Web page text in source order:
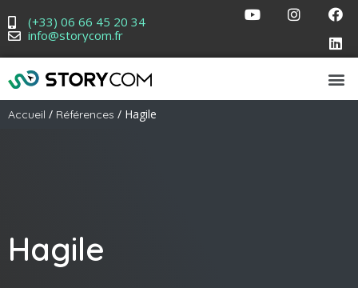
(+33) 06 66 45 20 34
info@storycom.fr
Accueil / Références / Hagile
Hagile